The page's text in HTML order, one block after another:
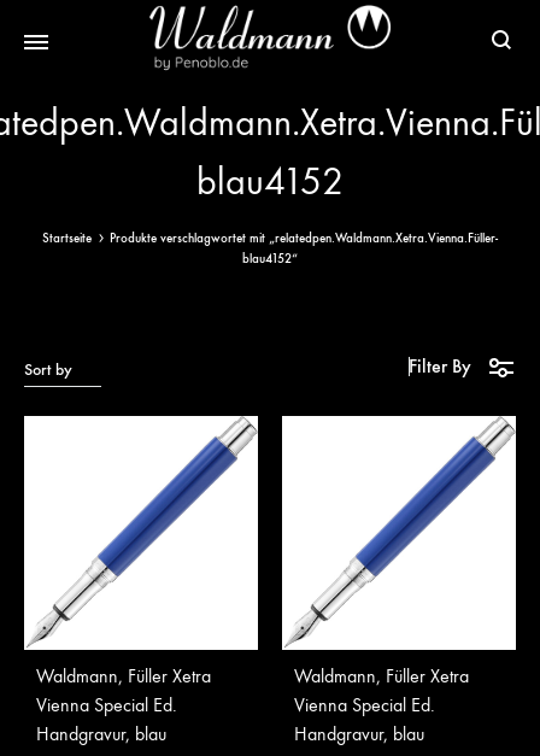
Füller
Schreibgeräte
Sterlingsilber
Gratis
blau4152
Startseite
Produkte verschlagwortet mit „relatedpen.Waldmann.Xetra.Vienna.Füller-
blau4152“
Sort by Filter By
Waldmann, Füller Xetra
Vienna Special Ed.
Handgravur, blau
Waldmann, Füller Xetra
Vienna Special Ed.
Handgravur, blau